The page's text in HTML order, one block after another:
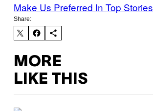
Make Us Preferred In Top Stories
Share:
MORE
LIKE THIS